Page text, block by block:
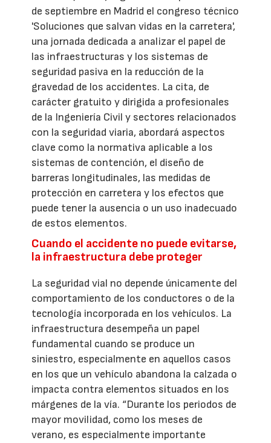
de septiembre en Madrid el congreso técnico
'Soluciones que salvan vidas en la carretera',
una jornada dedicada a analizar el papel de
las infraestructuras y los sistemas de
seguridad pasiva en la reducción de la
gravedad de los accidentes. La cita, de
carácter gratuito y dirigida a profesionales
de la Ingeniería Civil y sectores relacionados
con la seguridad viaria, abordará aspectos
clave como la normativa aplicable a los
sistemas de contención, el diseño de
barreras longitudinales, las medidas de
protección en carretera y los efectos que
puede tener la ausencia o un uso inadecuado
de estos elementos.
Cuando el accidente no puede evitarse,
la infraestructura debe proteger
La seguridad vial no depende únicamente del
comportamiento de los conductores o de la
tecnología incorporada en los vehículos. La
infraestructura desempeña un papel
fundamental cuando se produce un
siniestro, especialmente en aquellos casos
en los que un vehículo abandona la calzada o
impacta contra elementos situados en los
márgenes de la vía. “Durante los periodos de
mayor movilidad, como los meses de
verano, es especialmente importante